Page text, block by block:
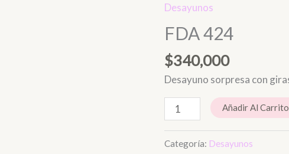
Desayunos
FDA 424
$340,000
Desayuno sorpresa con
cantidad
Añadir Al Carrito
Categoría: Desayunos